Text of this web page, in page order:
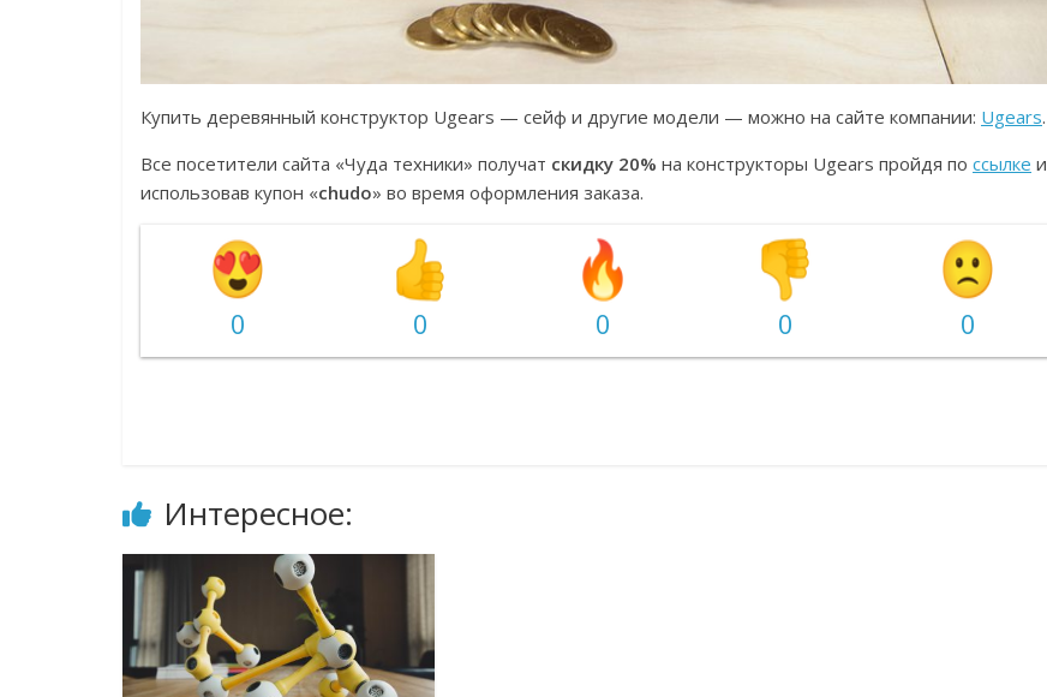
Купить деревянный конструктор Ugears — сейф и другие модели — можно на сайте компании: Ugears.
Все посетители сайта «Чуда техники» получат скидку 20% на конструкторы Ugears пройдя по ссылке и
использовав купон «chudo» во время оформления заказа.
0 0 0 0 0
Интересное: